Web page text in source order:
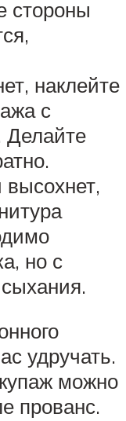
стороны
наклейте
с
высохнет,
но с
удручать.
можно
прованс.